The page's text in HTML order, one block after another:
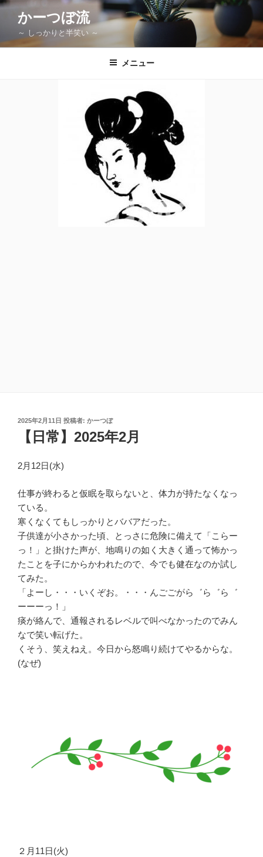
コ
ン
かーつぼ流
～ しっかりと半笑い ～
メニュー
投
2025年2月11日 投稿者: かーつぼ
【日常】2025年2月
2月12日(水)
仕事が終わると仮眠を取らないと、体力が持たなくなっ
ている。
寒くなくてもしっかりとババアだった。
子供達が小さかった頃、とっさに危険に備えて「こらー
っ！」と掛けた声が、地鳴りの如く大きく通って怖かっ
たことを子にからかわれたので、今でも健在なのか試し
てみた。
「よーし・・・いくぞお。・・・んごごがら゛ら゛ら゛
ーーーっ！」
痰が絡んで、通報されるレベルで叫べなかったのでみん
なで笑い転げた。
くそう、笑えねえ。今日から怒鳴り続けてやるからな。
(なぜ)
２月11日(火)